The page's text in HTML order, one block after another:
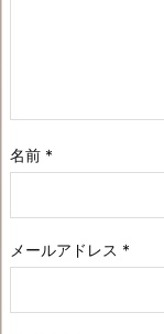
名前 *
メールアドレス *